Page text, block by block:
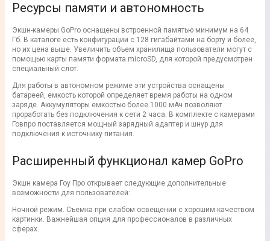
Ресурсы памяти и автономность
Экшн-камеры GoPro оснащены встроенной памятью минимум на 64
Гб. В каталоге есть конфигурации с 128 гигабайтами на борту и более,
но их цена выше. Увеличить объем хранилища пользователи могут с
помощью карты памяти формата microSD, для которой предусмотрен
специальный слот.
Для работы в автономном режиме эти устройства оснащены
батареей, емкость которой определяет время работы на одном
заряде. Аккумуляторы емкостью более 1000 мАч позволяют
проработать без подключения к сети 2 часа. В комплекте с камерами
Говпро поставляется мощный зарядный адаптер и шнур для
подключения к источнику питания.
Расширенный функционал камер GoPro
Экшн камера Гоу Про открывает следующие дополнительные
возможности для пользователей:
Ночной режим. Съемка при слабом освещении с хорошим качеством
картинки. Важнейшая опция для профессионалов в различных
сферах.